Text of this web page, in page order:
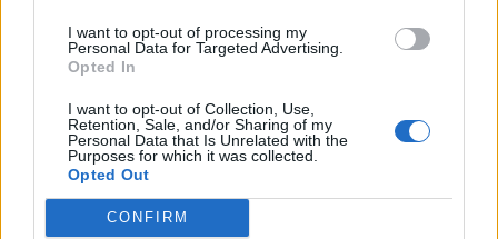
I want to opt-out of processing my
Personal Data for Targeted Advertising.
Opted In
I want to opt-out of Collection, Use,
Retention, Sale, and/or Sharing of my
Personal Data that Is Unrelated with the
Purposes for which it was collected.
Opted Out
CONFIRM